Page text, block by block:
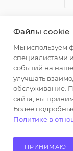
2026
Любая
характер
на https://
наличии
Файлы cookie
Мы используем
специалистами
событий на
улучшать
обслуживание.
сайта, вы
Более
Политике в
ПРИНИМАЮ